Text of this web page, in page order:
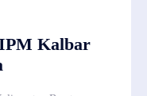
Kalbar